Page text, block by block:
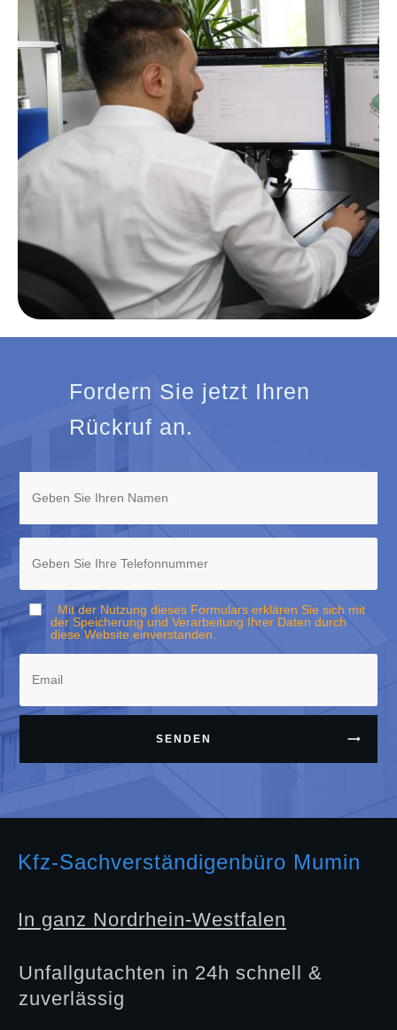
Fordern Sie jetzt Ihren
Rückruf an.
Mit der Nutzung dieses Formulars erklären Sie sich mit
der Speicherung und Verarbeitung Ihrer Daten durch
diese Website einverstanden.
SENDEN
Kfz-Sachverständigenbüro Mumin
In ganz Nordrhein-Westfalen
Unfallgutachten in 24h schnell &
zuverlässig